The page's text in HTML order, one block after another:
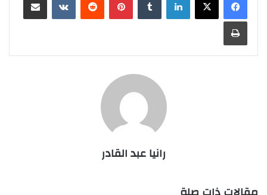
طباعة
رانيا عبد القادر